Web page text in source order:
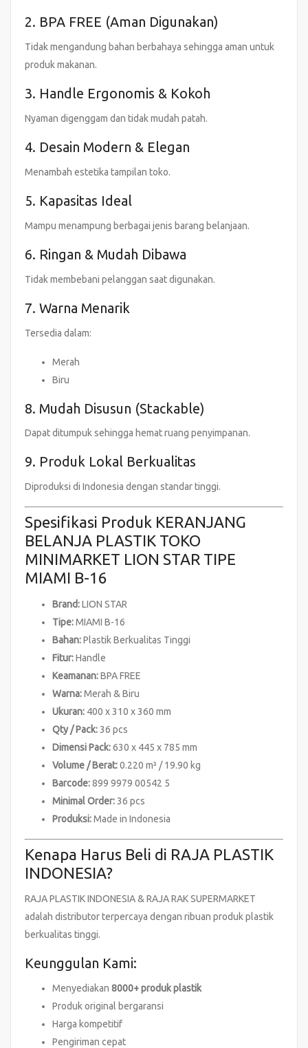
2. BPA FREE (Aman Digunakan)
Tidak mengandung bahan berbahaya sehingga aman untuk
produk makanan.
3. Handle Ergonomis & Kokoh
Nyaman digenggam dan tidak mudah patah.
4. Desain Modern & Elegan
Menambah estetika tampilan toko.
5. Kapasitas Ideal
Mampu menampung berbagai jenis barang belanjaan.
6. Ringan & Mudah Dibawa
Tidak membebani pelanggan saat digunakan.
7. Warna Menarik
Tersedia dalam:
Merah
Biru
8. Mudah Disusun (Stackable)
Dapat ditumpuk sehingga hemat ruang penyimpanan.
9. Produk Lokal Berkualitas
Diproduksi di Indonesia dengan standar tinggi.
Spesifikasi Produk KERANJANG
BELANJA PLASTIK TOKO
MINIMARKET LION STAR TIPE
MIAMI B-16
Brand:LION STAR
Tipe:MIAMI B-16
Bahan:Plastik Berkualitas Tinggi
Fitur:Handle
Keamanan:BPA FREE
Warna:Merah & Biru
Ukuran: 400 x 310 x 360 mm
Qty / Pack:36 pcs
Dimensi Pack:630 x 445 x 785 mm
Volume / Berat:0.220 m³ / 19.90 kg
Barcode:899 9979 00542 5
Minimal Order:36 pcs
Produksi:Made in Indonesia
Kenapa Harus Beli di RAJA PLASTIK
INDONESIA?
RAJA PLASTIK INDONESIA & RAJA RAK SUPERMARKET
adalah distributor terpercaya dengan ribuan produk plastik
berkualitas tinggi.
Keunggulan Kami:
Menyediakan 8000+ produk plastik
Produk original bergaransi
Harga kompetitif
Pengiriman cepat